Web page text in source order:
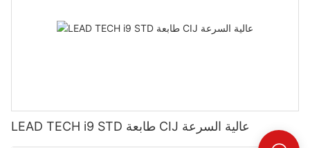
LEAD TECH i9 STD طابعة CIJ عالية السرعة